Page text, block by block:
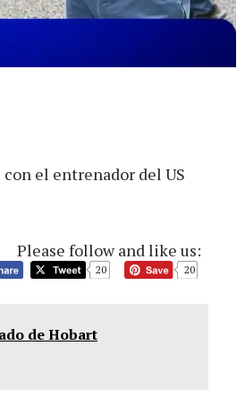
con el entrenador del US
Please follow and like us:
20 20
de Hobart